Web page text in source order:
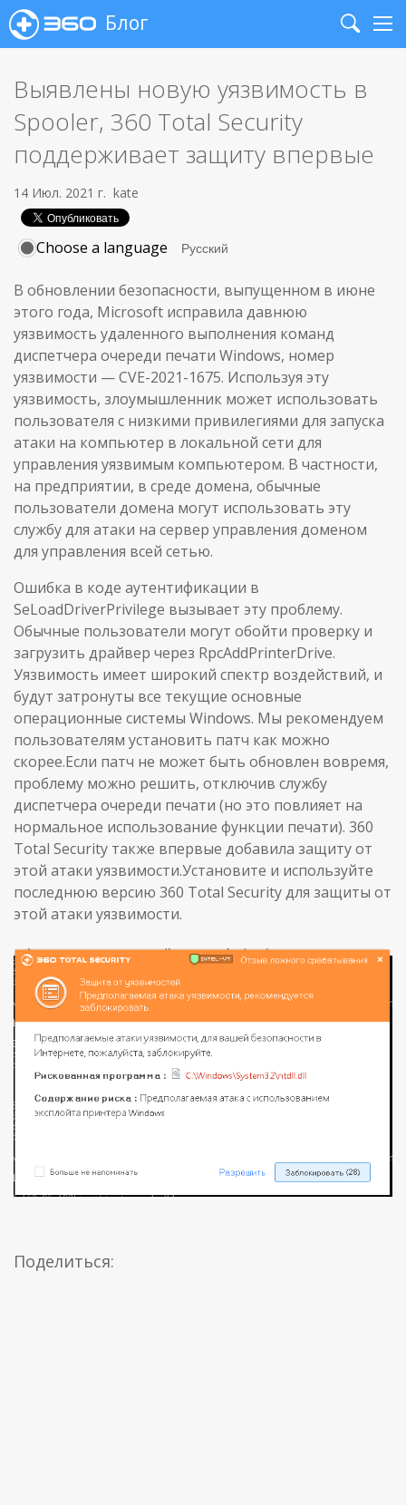
Блог
Search
Выявлены новую уязвимость в
Spooler, 360 Total Security
поддерживает защиту впервые
14 Июл. 2021 г. kate
Choose a language
В обновлении безопасности, выпущенном в июне
этого года, Microsoft исправила давнюю
уязвимость удаленного выполнения команд
диспетчера очереди печати Windows, номер
уязвимости — CVE-2021-1675. Используя эту
уязвимость, злоумышленник может использовать
пользователя с низкими привилегиями для запуска
атаки на компьютер в локальной сети для
управления уязвимым компьютером. В частности,
на предприятии, в среде домена, обычные
пользователи домена могут использовать эту
службу для атаки на сервер управления доменом
для управления всей сетью.
Ошибка в коде аутентификации в
SeLoadDriverPrivilege вызывает эту проблему.
Обычные пользователи могут обойти проверку и
загрузить драйвер через RpcAddPrinterDrive.
Уязвимость имеет широкий спектр воздействий, и
будут затронуты все текущие основные
операционные системы Windows. Мы рекомендуем
пользователям установить патч как можно
скорее.Если патч не может быть обновлен вовремя,
проблему можно решить, отключив службу
диспетчера очереди печати (но это повлияет на
нормальное использование функции печати). 360
Total Security также впервые добавила защиту от
этой атаки уязвимости.Установите и используйте
последнюю версию 360 Total Security для защиты от
этой атаки уязвимости.
Поделиться: